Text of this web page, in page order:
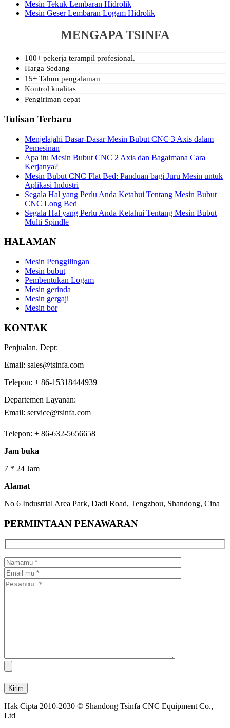
Mesin Tekuk Lembaran Hidrolik
Mesin Geser Lembaran Logam Hidrolik
MENGAPA TSINFA
100+ pekerja terampil profesional.
Harga Sedang
15+ Tahun pengalaman
Kontrol kualitas
Pengiriman cepat
Tulisan Terbaru
Menjelajahi Dasar-Dasar Mesin Bubut CNC 3 Axis dalam
Pemesinan
Apa itu Mesin Bubut CNC 2 Axis dan Bagaimana Cara
Kerjanya?
Mesin Bubut CNC Flat Bed: Panduan bagi Juru Mesin untuk
Aplikasi Industri
Segala Hal yang Perlu Anda Ketahui Tentang Mesin Bubut
CNC Long Bed
Segala Hal yang Perlu Anda Ketahui Tentang Mesin Bubut
Multi Spindle
HALAMAN
Mesin Penggilingan
Mesin bubut
Pembentukan Logam
Mesin gerinda
Mesin gergaji
Mesin bor
KONTAK
Penjualan. Dept:
Email: sales@tsinfa.com
Telepon: + 86-15318444939
Departemen Layanan:
Email: service@tsinfa.com
Telepon: + 86-632-5656658
Jam buka
7 * 24 Jam
Alamat
No 6 Industrial Area Park, Dadi Road, Tengzhou, Shandong, Cina
PERMINTAAN PENAWARAN
Hak Cipta 2010-2030 © Shandong Tsinfa CNC Equipment Co.,
Ltd